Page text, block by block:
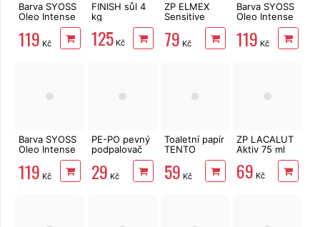
Barva SYOSS
Oleo Intense
přirozeně
plavý
119 Kč
FINISH sůl 4
kg
125Kč
ZP ELMEX
Sensitive
Whitening 75
ml
79 Kč
Barva SYOSS
Oleo Intense
půvabně
hnědý
119 Kč
Barva SYOSS
Oleo Intense
zlatohnědý
119 Kč
PE-PO pevný
podpalovač
40 podpalů
29 Kč
Toaletní papír
TENTO
Ellegance
Pink 3vrstvý
8 rolí, 144 m
59 Kč
ZP LACALUT
Aktiv 75 ml
69 Kč